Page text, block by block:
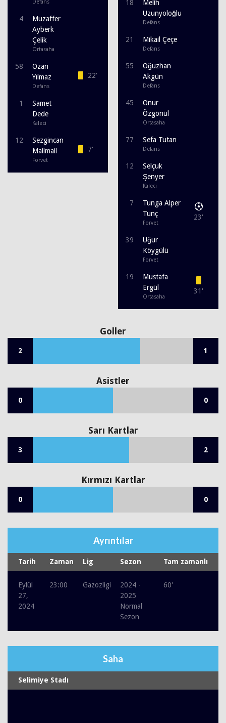
Defans
4
Muzaffer
Ayberk
Çelik
Ortasaha
58
Ozan
Yılmaz
Defans
22'
1
Samet
Dede
Kaleci
12
Sezgincan
Mailmail
Forvet
7'
18
Melih
Uzunyoloğlu
Defans
21 Mikail Çeçe
Defans
55
Oğuzhan
Akgün
Defans
45
Onur
Özgönül
Ortasaha
77 Sefa Tutan
Defans
12
Selçuk
Şenyer
Kaleci
7
Tunga Alper
Tunç
Forvet
23'
39
Uğur
Köygülü
Forvet
19
Mustafa
Ergül
Ortasaha
31'
Goller
2 1
Asistler
0 0
Sarı Kartlar
3 2
Kırmızı Kartlar
0 0
Ayrıntılar
Tarih Zaman Lig Sezon Tam zamanlı
Eylül
27,
2024
23:00 Gazozligi
2024 -
2025
Normal
Sezon
60'
Saha
Selimiye Stadı